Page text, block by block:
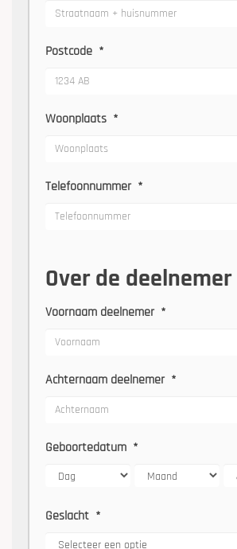
Postcode *
Woonplaats *
Telefoonnummer *
Over de deelnemer
Voornaam deelnemer *
Achternaam deelnemer *
Geboortedatum *
Geslacht *